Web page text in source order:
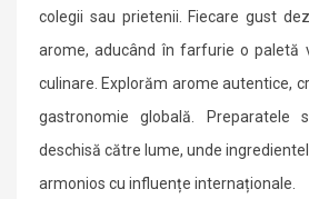
colegii sau prietenii. Fiecare gust
arome, aducând în farfurie o paletă
culinare. Explorăm arome autentice,
gastronomie globală.
deschisă către lume, unde
armonios cu influențe internaționale.